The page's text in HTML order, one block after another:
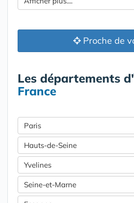
Proche de
Les départements d'
France
Paris
Hauts-de-Seine
Yvelines
Seine-et-Marne